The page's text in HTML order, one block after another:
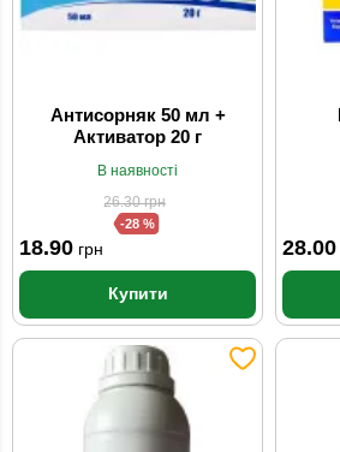
Антисорняк 50 мл +
Активатор 20 г
В наявності
26.30грн
-28 %
18.90 грн
Купити
28.00